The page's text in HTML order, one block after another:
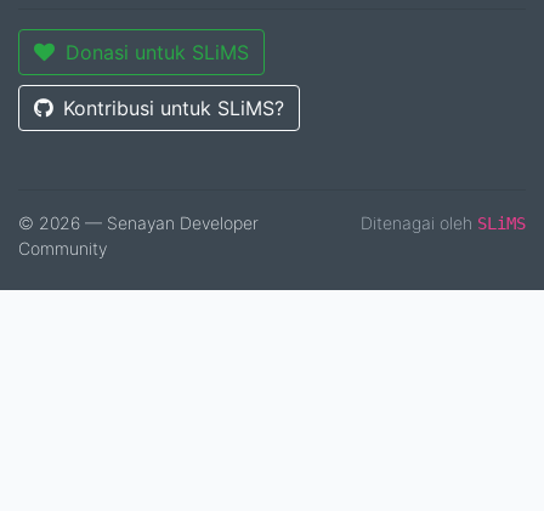
Donasi untuk SLiMS
Kontribusi untuk SLiMS?
© 2026 — Senayan Developer
Community
Ditenagai oleh SLiMS